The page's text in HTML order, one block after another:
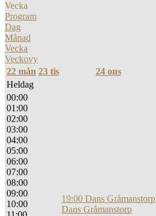
Vecka
Program
Dag
Månad
Vecka
Veckovy
22 mån 23 tis 24 ons
Heldag
00:00
01:00
02:00
03:00
04:00
05:00
06:00
07:00
08:00
09:00
10:00
19:00 Dans Gråmanstorp
Dans Gråmanstorp